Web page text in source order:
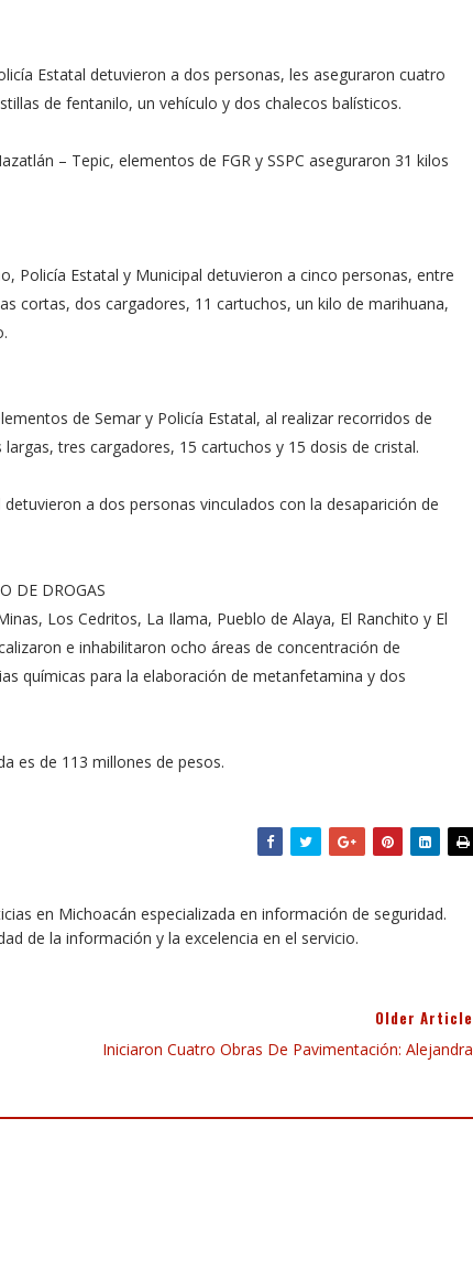
Estatal detuvieron a dos personas, les aseguraron cuatro
de fentanilo, un vehículo y dos chalecos balísticos.
– Tepic, elementos de FGR y SSPC aseguraron 31 kilos
Policía Estatal y Municipal detuvieron a cinco personas, entre
cortas, dos cargadores, 11 cartuchos, un kilo de marihuana,
de Semar y Policía Estatal, al realizar recorridos de
tres cargadores, 15 cartuchos y 15 dosis de cristal.
a dos personas vinculados con la desaparición de
DE DROGAS
Los Cedritos, La Ilama, Pueblo de Alaya, El Ranchito y El
e inhabilitaron ocho áreas de concentración de
químicas para la elaboración de metanfetamina y dos
es de 113 millones de pesos.
en Michoacán especializada en información de seguridad.
de la información y la excelencia en el servicio.
Older Article
Iniciaron Cuatro Obras De Pavimentación: Alejandra